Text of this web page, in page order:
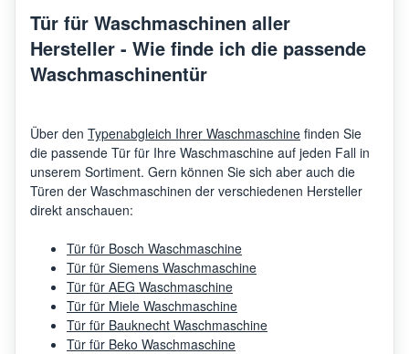
Tür für Waschmaschinen aller
Hersteller - Wie finde ich die passende
Waschmaschinentür
Über den Typenabgleich Ihrer Waschmaschine finden Sie
die passende Tür für Ihre Waschmaschine auf jeden Fall in
unserem Sortiment. Gern können Sie sich aber auch die
Türen der Waschmaschinen der verschiedenen Hersteller
direkt anschauen:
Tür für Bosch Waschmaschine
Tür für Siemens Waschmaschine
Tür für AEG Waschmaschine
Tür für Miele Waschmaschine
Tür für Bauknecht Waschmaschine
Tür für Beko Waschmaschine